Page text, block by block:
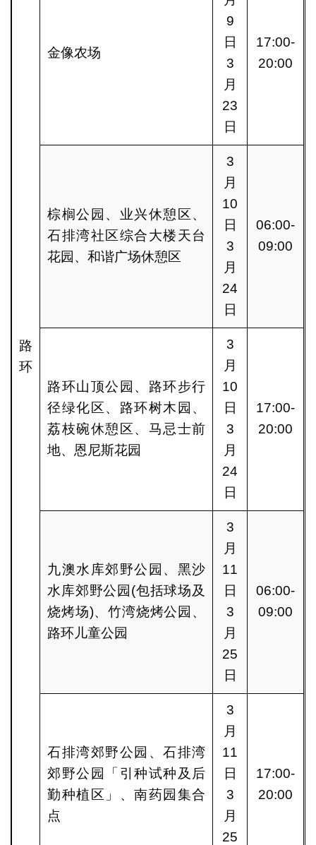
路
环
金像农场
9
日
3
月
23
日
17:00-
20:00
棕榈公园、业兴休憩区、
石排湾社区综合大楼天台
花园、和谐广场休憩区
3
月
10
日
3
月
24
日
06:00-
09:00
路环山顶公园、路环步行
径绿化区、路环树木园、
荔枝碗休憩区、马忌士前
地、恩尼斯花园
3
月
10
日
3
月
24
日
17:00-
20:00
九澳水库郊野公园、黑沙
水库郊野公园(包括球场及
烧烤场)、竹湾烧烤公园、
路环儿童公园
3
月
11
日
3
月
25
日
06:00-
09:00
石排湾郊野公园、石排湾
郊野公园「引种试种及后
勤种植区」、南药园集合
点
3
月
11
日
3
月
25
17:00-
20:00